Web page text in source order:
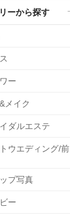
アイテム
プ一覧
ーから探す
ー
メイク
ダルエステ
ウエディング/前
プ写真
ー